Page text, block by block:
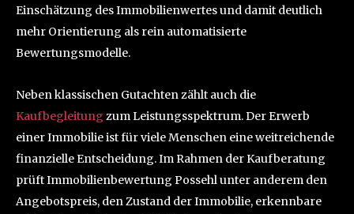
Einschätzung des Immobilienwertes und damit deutlich
mehr Orientierung als rein automatisierte
Bewertungsmodelle.
Neben klassischen Gutachten zählt auch die
Kaufbegleitung zum Leistungsspektrum. Der Erwerb
einer Immobilie ist für viele Menschen eine weitreichende
finanzielle Entscheidung. Im Rahmen der Kaufberatung
prüft Immobilienbewertung Possehl unter anderem den
Angebotspreis, den Zustand der Immobilie, erkennbare